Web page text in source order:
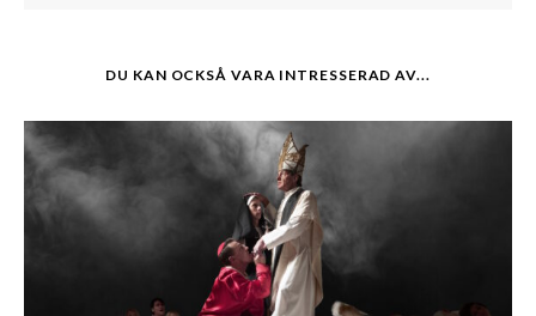
DU KAN OCKSÅ VARA INTRESSERAD AV...